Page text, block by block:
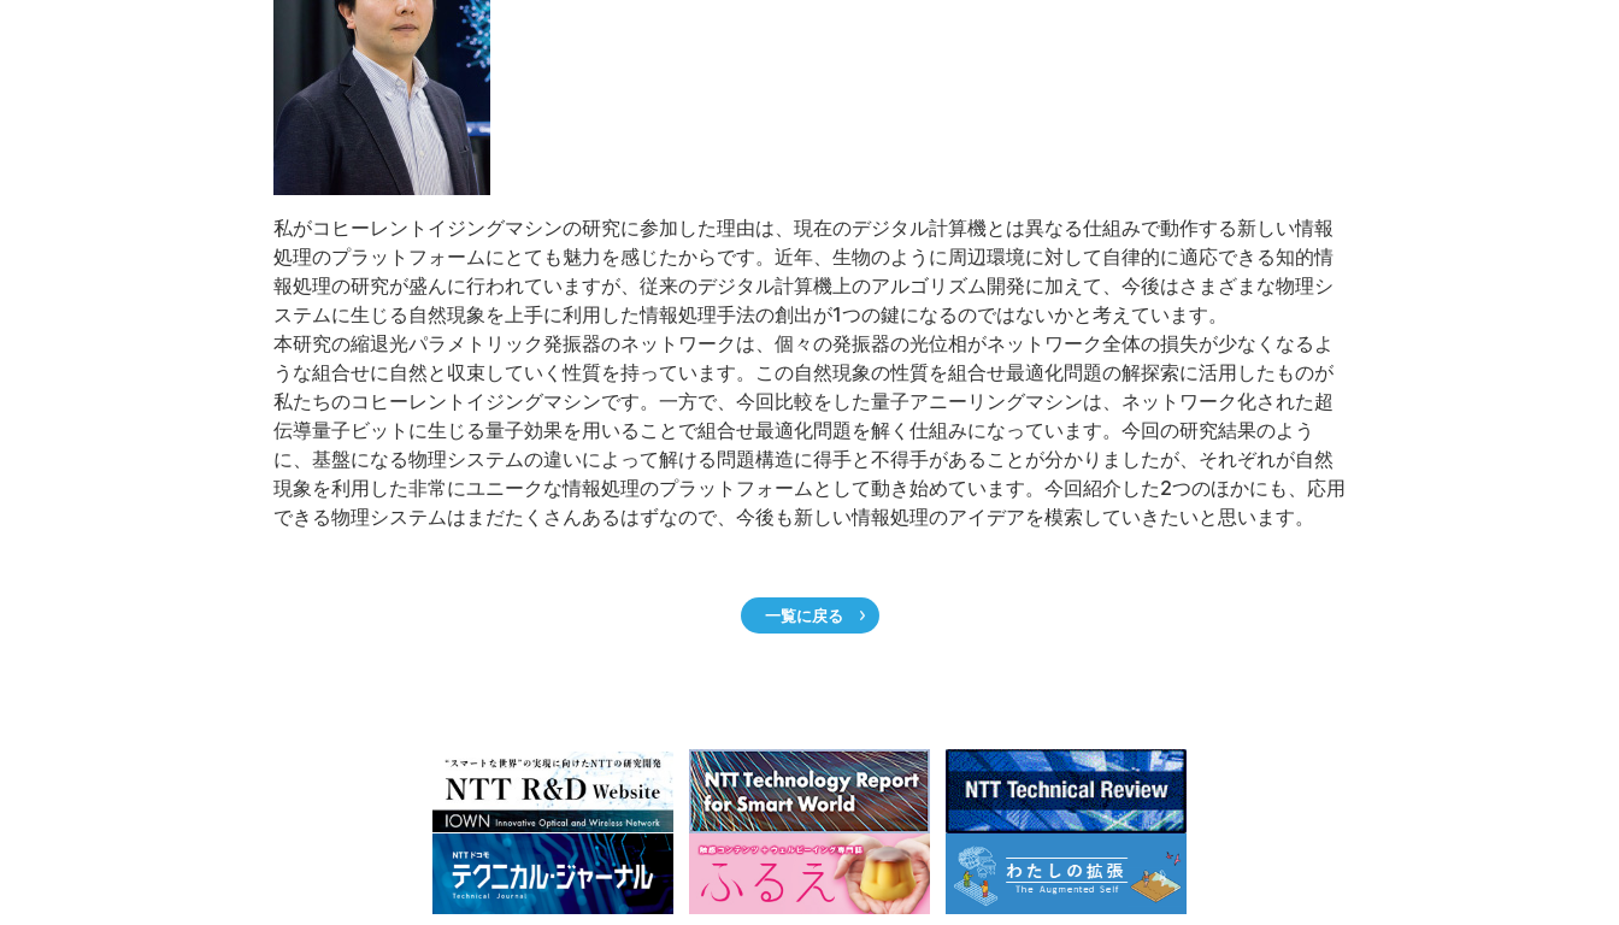
私がコヒーレントイジングマシンの研究に参加した理由は、現在のデジタル計算機とは異なる仕組みで動作する新しい情報
処理のプラットフォームにとても魅力を感じたからです。近年、生物のように周辺環境に対して自律的に適応できる知的情
報処理の研究が盛んに行われていますが、従来のデジタル計算機上のアルゴリズム開発に加えて、今後はさまざまな物理シ
ステムに生じる自然現象を上手に利用した情報処理手法の創出が1つの鍵になるのではないかと考えています。
本研究の縮退光パラメトリック発振器のネットワークは、個々の発振器の光位相がネットワーク全体の損失が少なくなるよ
うな組合せに自然と収束していく性質を持っています。この自然現象の性質を組合せ最適化問題の解探索に活用したものが
私たちのコヒーレントイジングマシンです。一方で、今回比較をした量子アニーリングマシンは、ネットワーク化された超
伝導量子ビットに生じる量子効果を用いることで組合せ最適化問題を解く仕組みになっています。今回の研究結果のよう
に、基盤になる物理システムの違いによって解ける問題構造に得手と不得手があることが分かりましたが、それぞれが自然
現象を利用した非常にユニークな情報処理のプラットフォームとして動き始めています。今回紹介した2つのほかにも、応用
できる物理システムはまだたくさんあるはずなので、今後も新しい情報処理のアイデアを模索していきたいと思います。
一覧に戻る